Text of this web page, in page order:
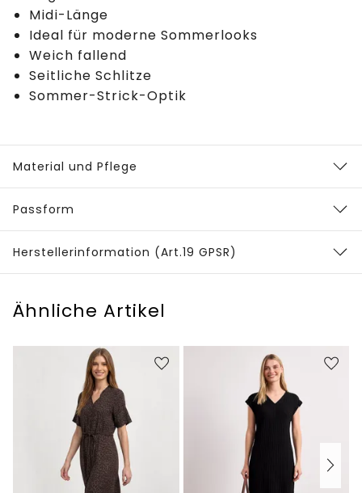
Midi-Länge
Ideal für moderne Sommerlooks
Weich fallend
Seitliche Schlitze
Sommer-Strick-Optik
Material und Pflege
Passform
Herstellerinformation (Art.19 GPSR)
Ähnliche Artikel